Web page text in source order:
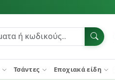
Τσάντες Εποχιακά είδη